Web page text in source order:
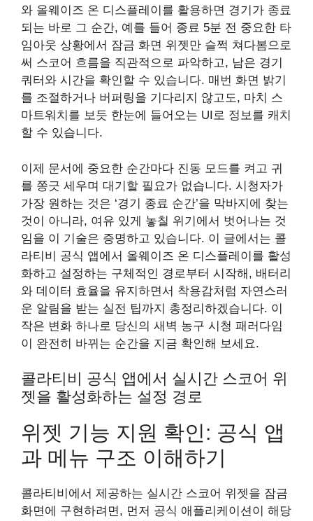
와 올웨이즈 온 디스플레이를 활용하면 경기가 종료
되는 바로 그 순간, 예를 들어 종료 5분 전 중요한 타
임아웃 상황에서 잠금 화면 위젯만 슬쩍 쳐다봄으로
써 스코어 흐름을 직관적으로 파악하고, 남은 경기
쿼터와 시간을 확인할 수 있습니다. 매번 화면 밝기
를 조절하거나 버퍼링을 기다리지 않고도, 마치 스
마트워치를 보듯 한눈에 들어오는 UI로 정보를 캐치
할 수 있습니다.
이제 문서에 중요한 순간마다 진동 모드를 켜고 귀
를 쫑긋 세우며 대기할 필요가 없습니다. 시청자가
가장 원하는 것은 ‘경기 종료 순간’을 막바지에 찾는
것이 아니라, 여유 있게 놓칠 위기에서 벗어나는 것
임을 이 기술은 증명하고 있습니다. 이 글에서는 콜
라티비 공식 앱에서 올웨이즈 온 디스플레이를 활성
화하고 설정하는 구체적인 경로부터 시작해, 배터리
와 데이터 효율을 유지하면서 착용감처럼 자연스러
운 알림을 받는 실전 팁까지 총정리하겠습니다. 이
작은 변화 하나로 당신의 새벽 농구 시청 패러다임
이 완전히 바뀌는 순간을 지금 확인해 보세요.
콜라티비 공식 앱에서 실시간 스코어 위
젯을 활성화하는 설정 경로
위젯 기능 지원 확인: 공식 앱
과 메뉴 구조 이해하기
콜라티비에서 제공하는 실시간 스코어 위젯을 잠금
화면에 구현하려면, 먼저 공식 애플리케이션이 해당